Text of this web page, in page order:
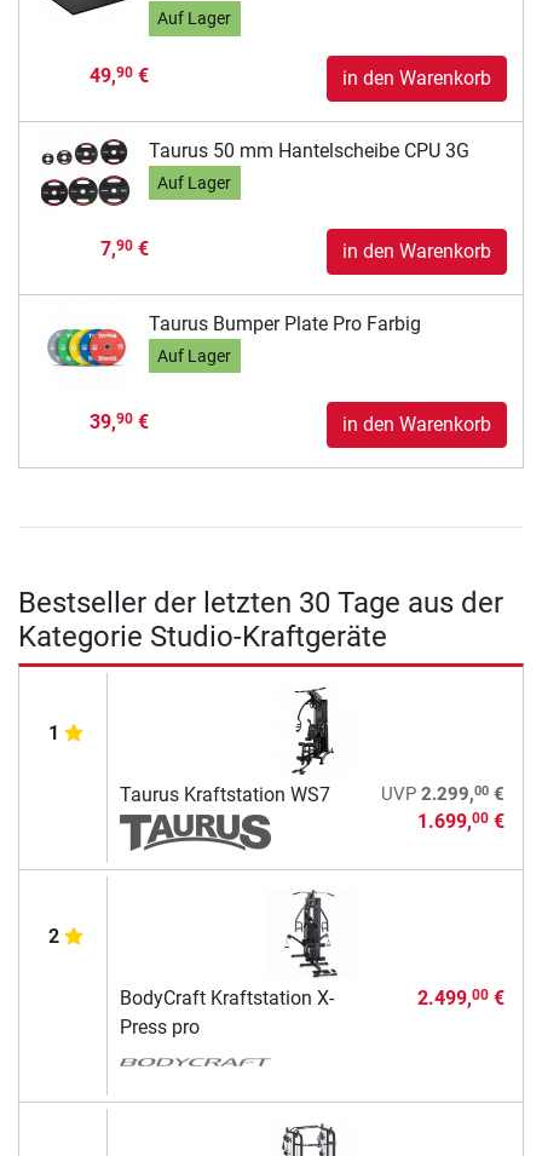
Auf Lager
49,90€ in den Warenkorb
Taurus 50 mm Hantelscheibe CPU 3G
Auf Lager
7,90€ in den Warenkorb
Taurus Bumper Plate Pro Farbig
Auf Lager
39,90€ in den Warenkorb
Bestseller der letzten 30 Tage aus der
Kategorie Studio-Kraftgeräte
1
Taurus Kraftstation WS7 UVP 2.299,00€
1.699,00€
2
BodyCraft Kraftstation X-
Press pro
2.499,00€